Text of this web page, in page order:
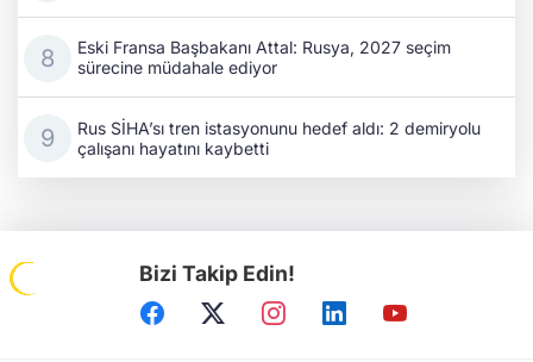
Eski Fransa Başbakanı Attal: Rusya, 2027 seçim
sürecine müdahale ediyor
Rus SİHA’sı tren istasyonunu hedef aldı: 2 demiryolu
çalışanı hayatını kaybetti
Bizi Takip Edin!